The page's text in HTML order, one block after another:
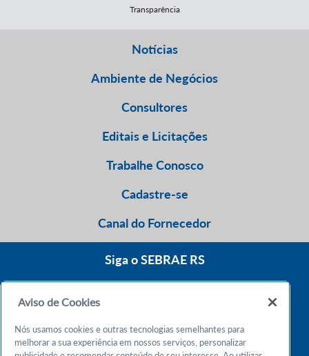
Transparência
Notícias
Ambiente de Negócios
Consultores
Editais e Licitações
Trabalhe Conosco
Cadastre-se
Canal do Fornecedor
Siga o SEBRAE RS
Atendimento 24h
Aviso de Cookies
Nós usamos cookies e outras tecnologias semelhantes para
melhorar a sua experiência em nossos serviços, personalizar